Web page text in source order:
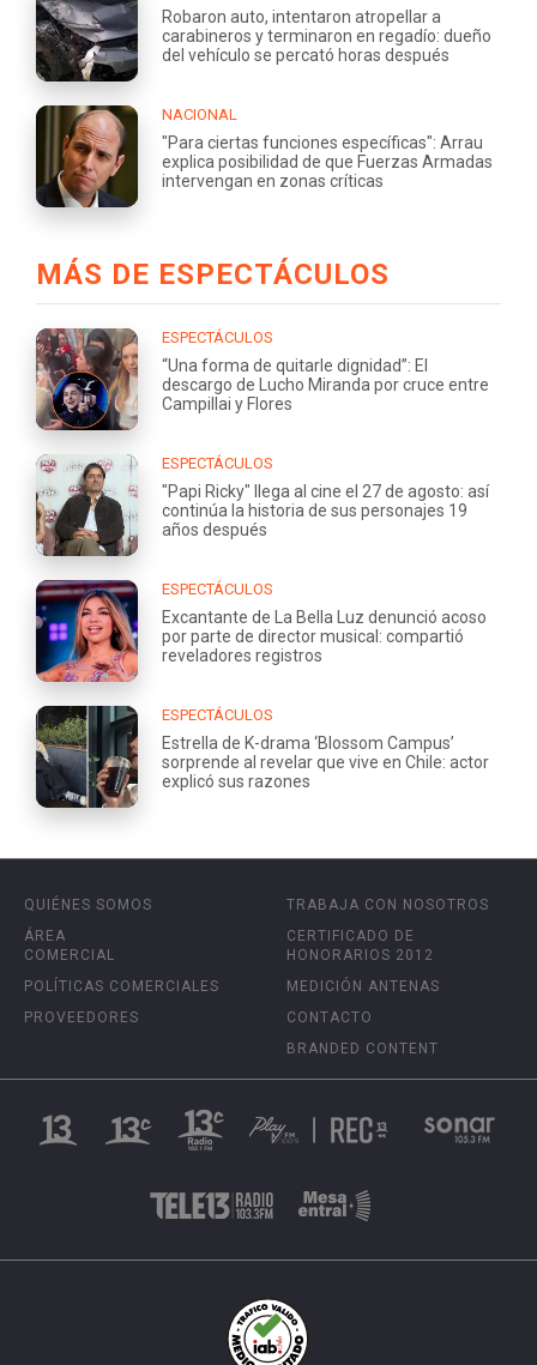
Robaron auto, intentaron atropellar a
carabineros y terminaron en regadío: dueño
del vehículo se percató horas después
NACIONAL
"Para ciertas funciones específicas": Arrau
explica posibilidad de que Fuerzas Armadas
intervengan en zonas críticas
MÁS DE ESPECTÁCULOS
ESPECTÁCULOS
“Una forma de quitarle dignidad”: El
descargo de Lucho Miranda por cruce entre
Campillai y Flores
ESPECTÁCULOS
"Papi Ricky" llega al cine el 27 de agosto: así
continúa la historia de sus personajes 19
años después
ESPECTÁCULOS
Excantante de La Bella Luz denunció acoso
por parte de director musical: compartió
reveladores registros
ESPECTÁCULOS
Estrella de K-drama ‘Blossom Campus’
sorprende al revelar que vive en Chile: actor
explicó sus razones
QUIÉNES SOMOS
ÁREA
COMERCIAL
POLÍTICAS COMERCIALES
PROVEEDORES
TRABAJA CON NOSOTROS
CERTIFICADO DE
HONORARIOS 2012
MEDICIÓN ANTENAS
CONTACTO
BRANDED CONTENT